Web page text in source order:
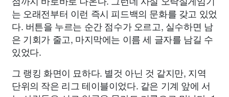
는 오래전부터 이런 즉시 피드백의 문화를 갖고 있었
다. 버튼을 누르는 순간 점수가 오르고, 실수하면 남
은 기회가 줄고, 마지막에는 이름 세 글자를 남길 수
있었다.
그 랭킹 화면이 묘하다. 별것 아닌 것 같지만, 지역
단위의 작은 리그 테이블이었다. 같은 기계 앞에 서